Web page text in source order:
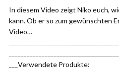
In diesem Video zeigt Niko euch,
kann. Ob er so zum gewünschten
Video…
___Verwendete Produkte: